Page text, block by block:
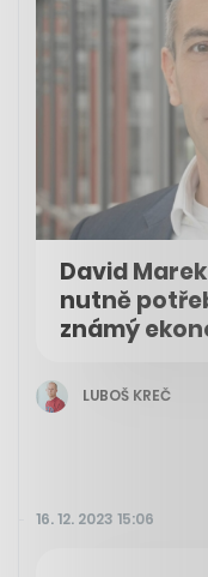
David
nutně
známý
LUBOŠ KREČ
16. 12. 2023 15:06